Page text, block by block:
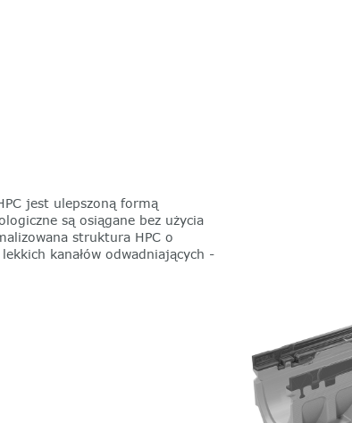
jest ulepszoną formą
są osiągane bez użycia
struktura HPC o
kanałów odwadniających -